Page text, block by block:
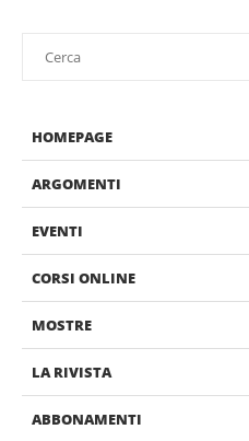
HOMEPAGE
ARGOMENTI
EVENTI
CORSI ONLINE
MOSTRE
LA RIVISTA
ABBONAMENTI